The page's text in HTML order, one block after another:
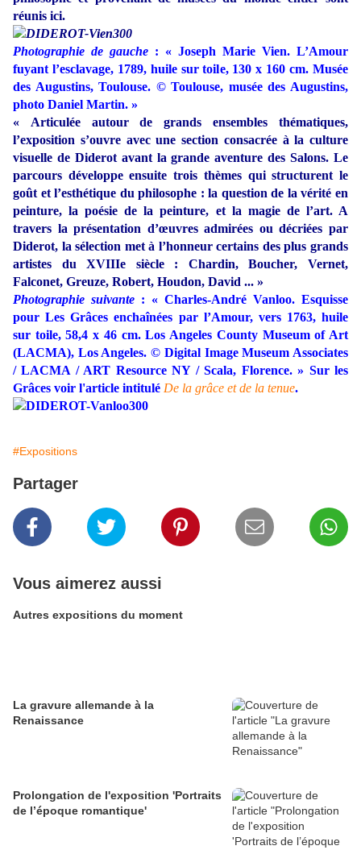
réunis ici.
Photographie de gauche : « Joseph Marie Vien. L’Amour
fuyant l’esclavage, 1789, huile sur toile, 130 x 160 cm. Musée
des Augustins, Toulouse. © Toulouse, musée des Augustins,
photo Daniel Martin. »
« Articulée autour de grands ensembles thématiques,
l’exposition s’ouvre avec une section consacrée à la culture
visuelle de Diderot avant la grande aventure des Salons. Le
parcours développe ensuite trois thèmes qui structurent le
goût et l’esthétique du philosophe : la question de la vérité en
peinture, la poésie de la peinture, et la magie de l’art. A
travers la présentation d’œuvres admirées ou décriées par
Diderot, la sélection met à l’honneur certains des plus grands
artistes du XVIIIe siècle : Chardin, Boucher, Vernet,
Falconet, Greuze, Robert, Houdon, David ... »
Photographie suivante : « Charles-André Vanloo. Esquisse
pour Les Grâces enchaînées par l’Amour, vers 1763, huile
sur toile, 58,4 x 46 cm. Los Angeles County Museum of Art
(LACMA), Los Angeles. © Digital Image Museum Associates
/ LACMA / ART Resource NY / Scala, Florence. » Sur les
Grâces voir l'article intitulé De la grâce et de la tenue.
#Expositions
Partager
Vous aimerez aussi
Autres expositions du moment
La gravure allemande à la
Renaissance
Prolongation de l'exposition 'Portraits
de l’époque romantique'